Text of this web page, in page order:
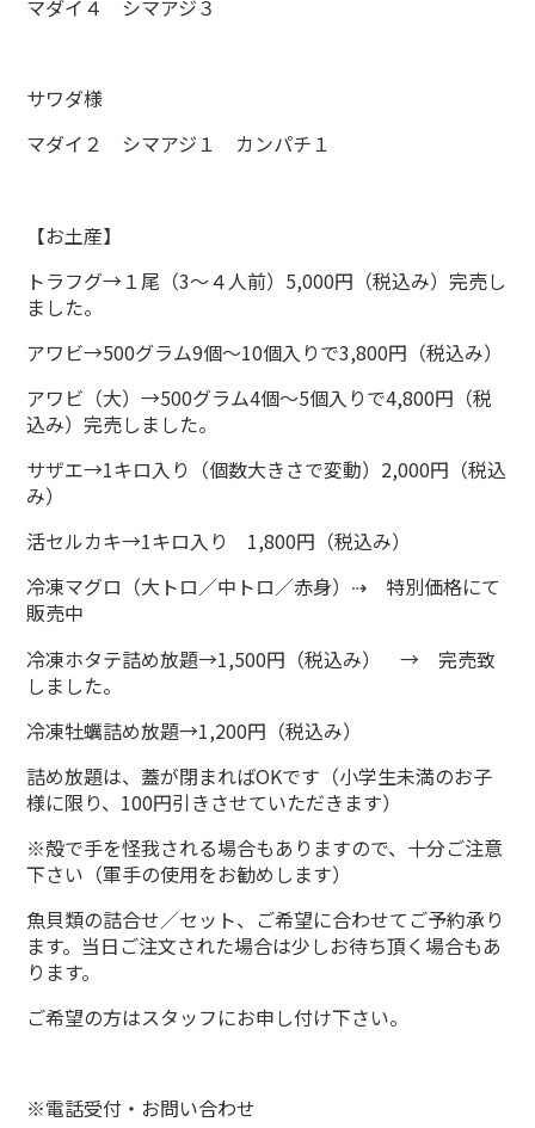
マダイ４ シマアジ３
サワダ様
マダイ２ シマアジ１ カンパチ１
【お土産】
トラフグ→１尾（3～４人前）5,000円（税込み）完売し
ました。
アワビ→500グラム9個～10個入りで3,800円（税込み）
アワビ（大）→500グラム4個～5個入りで4,800円（税
込み）完売しました。
サザエ→1キロ入り（個数大きさで変動）2,000円（税込
み）
活セルカキ→1キロ入り 1,800円（税込み）
冷凍マグロ（大トロ／中トロ／赤身）⇢ 特別価格にて
販売中
冷凍ホタテ詰め放題→1,500円（税込み） → 完売致
しました。
冷凍牡蠣詰め放題→1,200円（税込み）
詰め放題は、蓋が閉まればOKです（小学生未満のお子
様に限り、100円引きさせていただきます）
※殻で手を怪我される場合もありますので、十分ご注意
下さい（軍手の使用をお勧めします）
魚貝類の詰合せ／セット、ご希望に合わせてご予約承り
ます。当日ご注文された場合は少しお待ち頂く場合もあ
ります。
ご希望の方はスタッフにお申し付け下さい。
※電話受付・お問い合わせ